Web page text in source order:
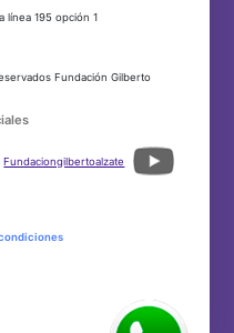
línea 195 opción 1
Fundación Gilberto
Fundaciongilbertoalzate